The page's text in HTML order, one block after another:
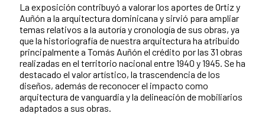
La exposición contribuyó a valorar los aportes de Ortiz y
Auñón a la arquitectura dominicana y sirvió para ampliar
temas relativos a la autoría y cronología de sus obras, ya
que la historiografía de nuestra arquitectura ha atribuido
principalmente a Tomás Auñón el crédito por las 31 obras
realizadas en el territorio nacional entre 1940 y 1945. Se ha
destacado el valor artístico, la trascendencia de los
diseños, además de reconocer el impacto como
arquitectura de vanguardia y la delineación de mobiliarios
adaptados a sus obras.